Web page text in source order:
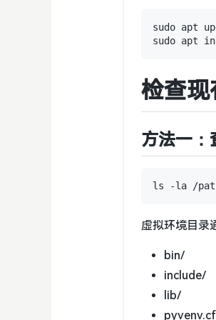
sudo apt
检查现
方法一：
虚拟环境目录
bin/
include/
lib/